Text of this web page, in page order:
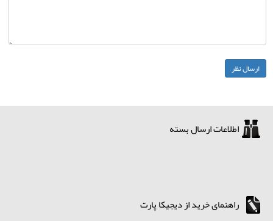
اطلاعات ارسال بسته
راهنمای خرید از دیجیکا پارت